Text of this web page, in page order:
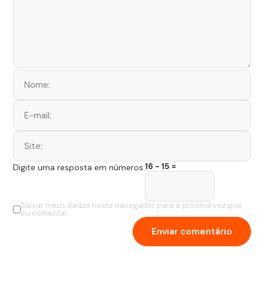
Salvar meus dados neste navegador para a próxima vez que
eu comentar.
Digite uma resposta em números:16 − 15 =